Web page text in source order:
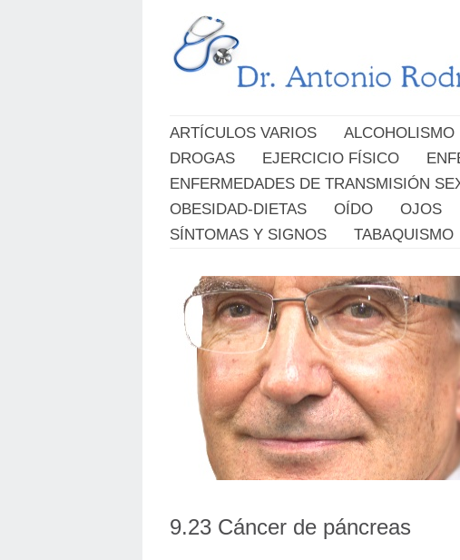
ARTÍCULOS VARIOS ALCOHOLISMO
DROGAS
EJERCICIO FÍSICO
ENFERMEDADES DE TRANSMISIÓN
OBESIDAD-DIETAS
OÍDO OJOS
SÍNTOMAS Y SIGNOS
TABAQUISMO
9.23 Cáncer de páncreas